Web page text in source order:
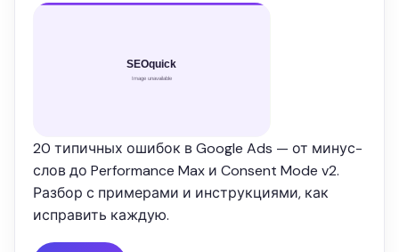
20 типичных ошибок в Google Ads — от минус-
слов до Performance Max и Consent Mode v2.
Разбор с примерами и инструкциями, как
исправить каждую.